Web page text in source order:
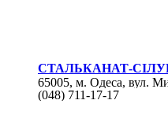
СТАЛЬКАНАТ-СІЛУР,
65005, м. Одеса, вул.
(048) 711-17-17